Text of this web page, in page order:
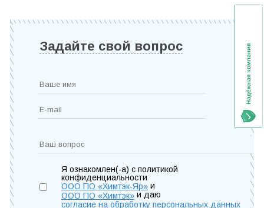
Задайте свой вопрос
Я ознакомлен(-а) с политикой
конфиденциальности
ООО ПО «Химтэк-Яр» и
ООО ПО «Химтэк» и даю
согласие на обработку персональных данных